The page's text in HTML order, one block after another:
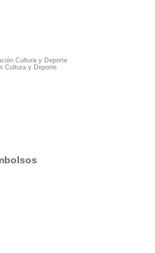
Cultura y Deporte
Cultura y Deporte